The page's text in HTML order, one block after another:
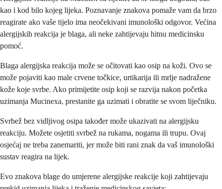
kao i kod bilo kojeg lijeka. Poznavanje znakova pomaže vam da brzo
reagirate ako vaše tijelo ima neočekivani imunološki odgovor. Većina
alergijskih reakcija je blaga, ali neke zahtijevaju hitnu medicinsku
pomoć.
Blaga alergijska reakcija može se očitovati kao osip na koži. Ovo se
može pojaviti kao male crvene točkice, urtikarija ili mrlje nadražene
kože koje svrbe. Ako primijetite osip koji se razvija nakon početka
uzimanja Mucinexa, prestanite ga uzimati i obratite se svom liječniku.
Svrbež bez vidljivog osipa također može ukazivati na alergijsku
reakciju. Možete osjetiti svrbež na rukama, nogama ili trupu. Ovaj
osjećaj ne treba zanemariti, jer može biti rani znak da vaš imunološki
sustav reagira na lijek.
Evo znakova blage do umjerene alergijske reakcije koji zahtijevaju